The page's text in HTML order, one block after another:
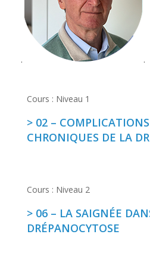
. .
Cours : Niveau 1
02 –
CHRONIQUES DE LA
Cours : Niveau 2
06 – LA SAIGNÉE
DRÉPANOCYTOSE